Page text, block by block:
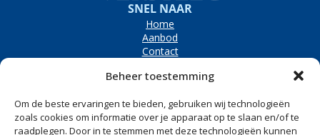
Beheer toestemming
Om de beste ervaringen te bieden, gebruiken wij technologieën
zoals cookies om informatie over je apparaat op te slaan en/of te
raadplegen. Door in te stemmen met deze technologieën kunnen
SNEL NAAR
Home
Aanbod
Contact
Westerpolder 6e, Dronryp
Maandag t/m vrijdag
8.00 tot 17.00